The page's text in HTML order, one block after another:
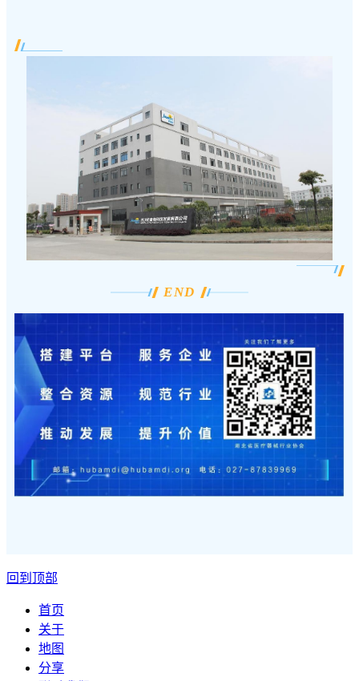
END
回到顶部
首页
关于
地图
分享